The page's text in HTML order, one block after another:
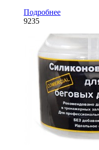
Подробнее
9235